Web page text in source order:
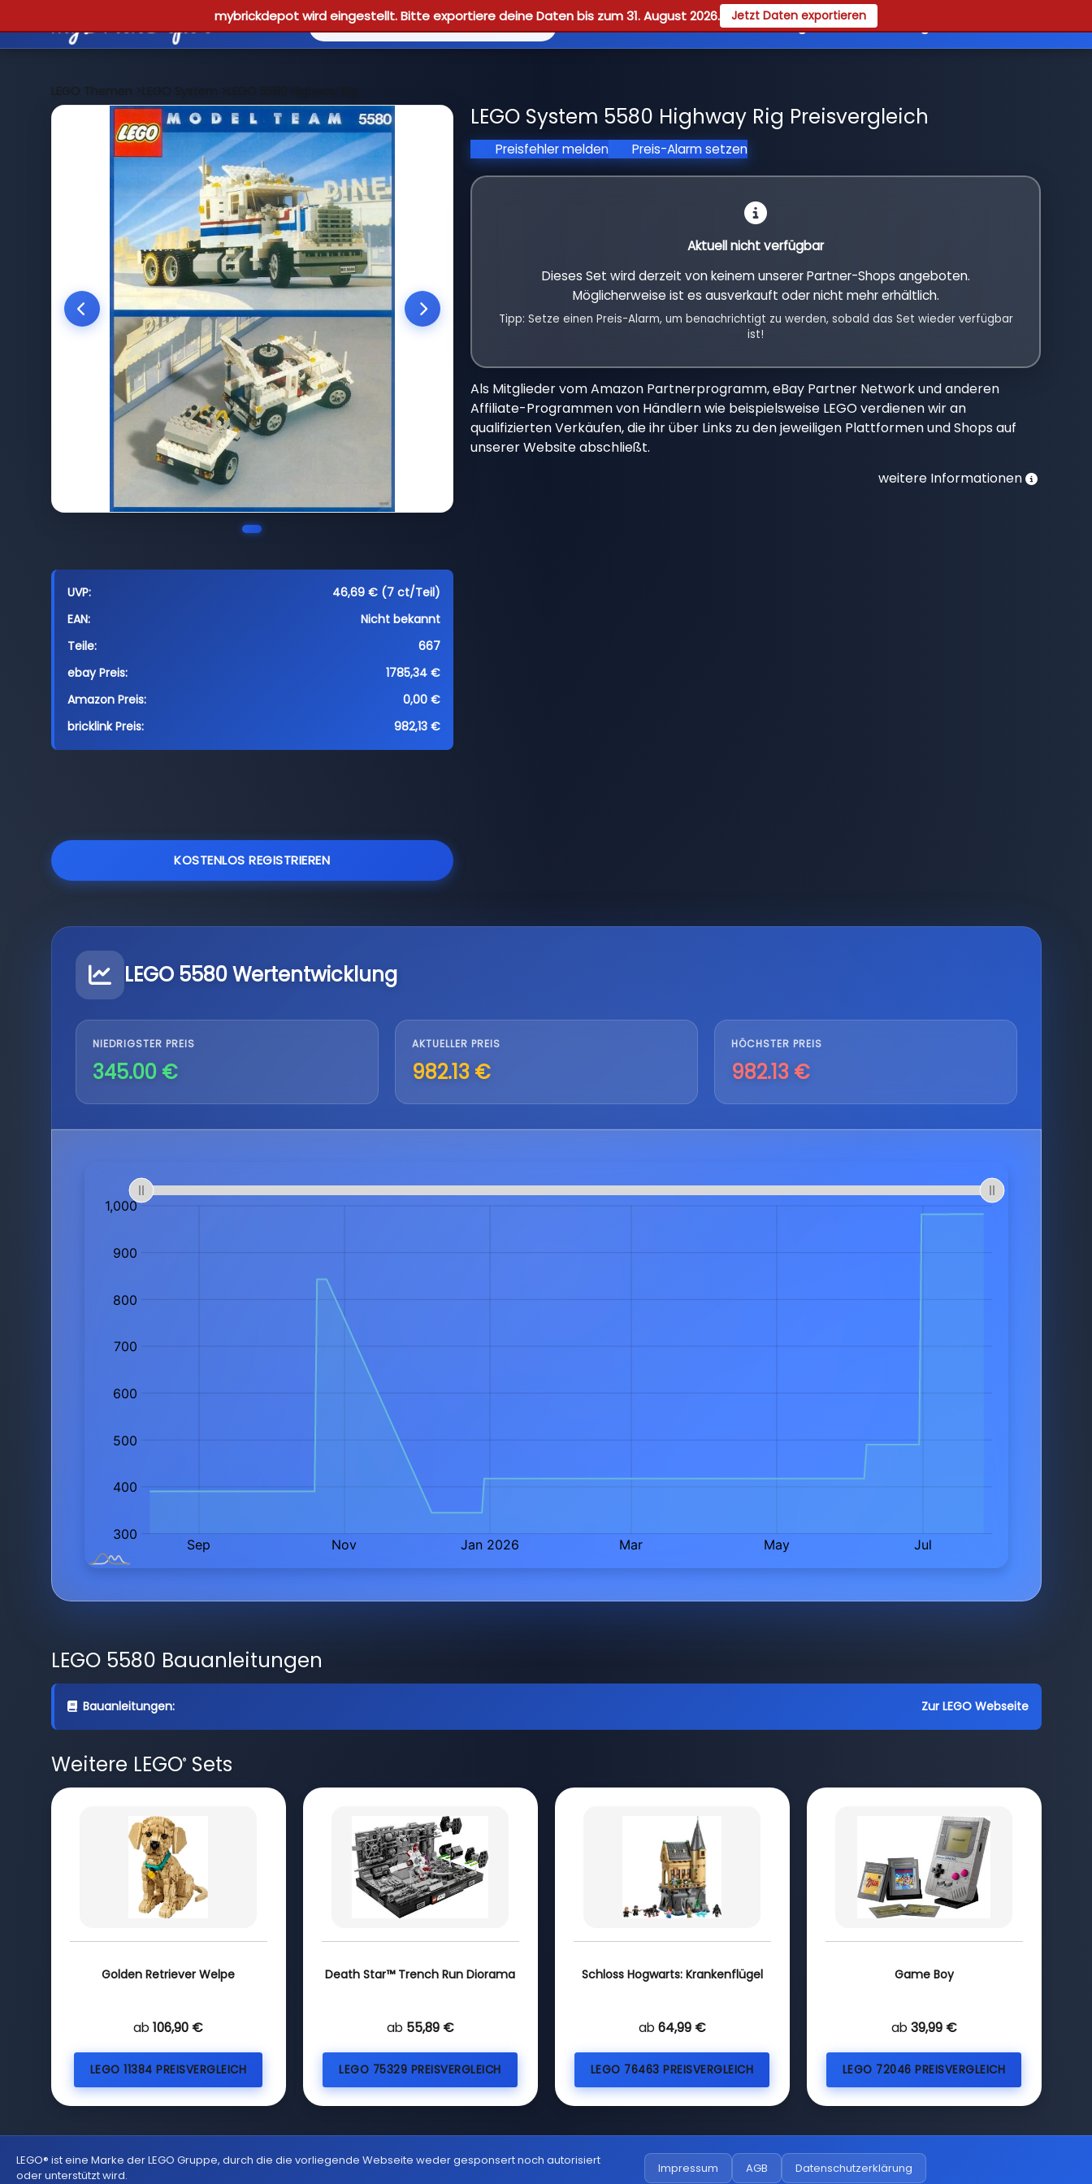
mybrickdepot wird eingestellt. Bitte exportiere deine Daten bis zum 31. August 2026. Jetzt Daten exportieren
Reviews Guides Registrieren
LEGO Themen >LEGO System >LEGO 5580 Highway Rig
UVP:
46,69 € (7 ct/Teil)
EAN:
Nicht bekannt
Teile:
667
ebay Preis:
1785,34 €
Amazon Preis:
0,00 €
bricklink Preis:
982,13 €
KOSTENLOS REGISTRIEREN
LEGO System 5580 Highway Rig Preisvergleich
Preisfehler melden Preis-Alarm setzen
Aktuell nicht verfügbar
Dieses Set wird derzeit von keinem unserer Partner-Shops angeboten.
Möglicherweise ist es ausverkauft oder nicht mehr erhältlich.
Tipp: Setze einen Preis-Alarm, um benachrichtigt zu werden, sobald das Set wieder verfügbar
ist!
Als Mitglieder vom Amazon Partnerprogramm, eBay Partner Network und anderen
Affiliate-Programmen von Händlern wie beispielsweise LEGO verdienen wir an
qualifizierten Verkäufen, die ihr über Links zu den jeweiligen Plattformen und Shops auf
unserer Website abschließt.
weitere Informationen
LEGO 5580 Wertentwicklung
NIEDRIGSTER PREIS
345.00 €
AKTUELLER PREIS
982.13 €
HÖCHSTER PREIS
982.13 €
LEGO 5580 Bauanleitungen
Bauanleitungen: Zur LEGO Webseite
Weitere LEGO®Sets
Golden Retriever Welpe
ab 106,90 €
LEGO 11384 PREISVERGLEICH
Death Star™ Trench Run Diorama
ab 55,89 €
LEGO 75329 PREISVERGLEICH
Schloss Hogwarts: Krankenflügel
ab 64,99 €
LEGO 76463 PREISVERGLEICH
Game Boy
ab 39,99 €
LEGO 72046 PREISVERGLEICH
LEGO® ist eine Marke der LEGO Gruppe, durch die die vorliegende Webseite weder gesponsert noch autorisiert
oder unterstützt wird.
Impressum AGB Datenschutzerklärung